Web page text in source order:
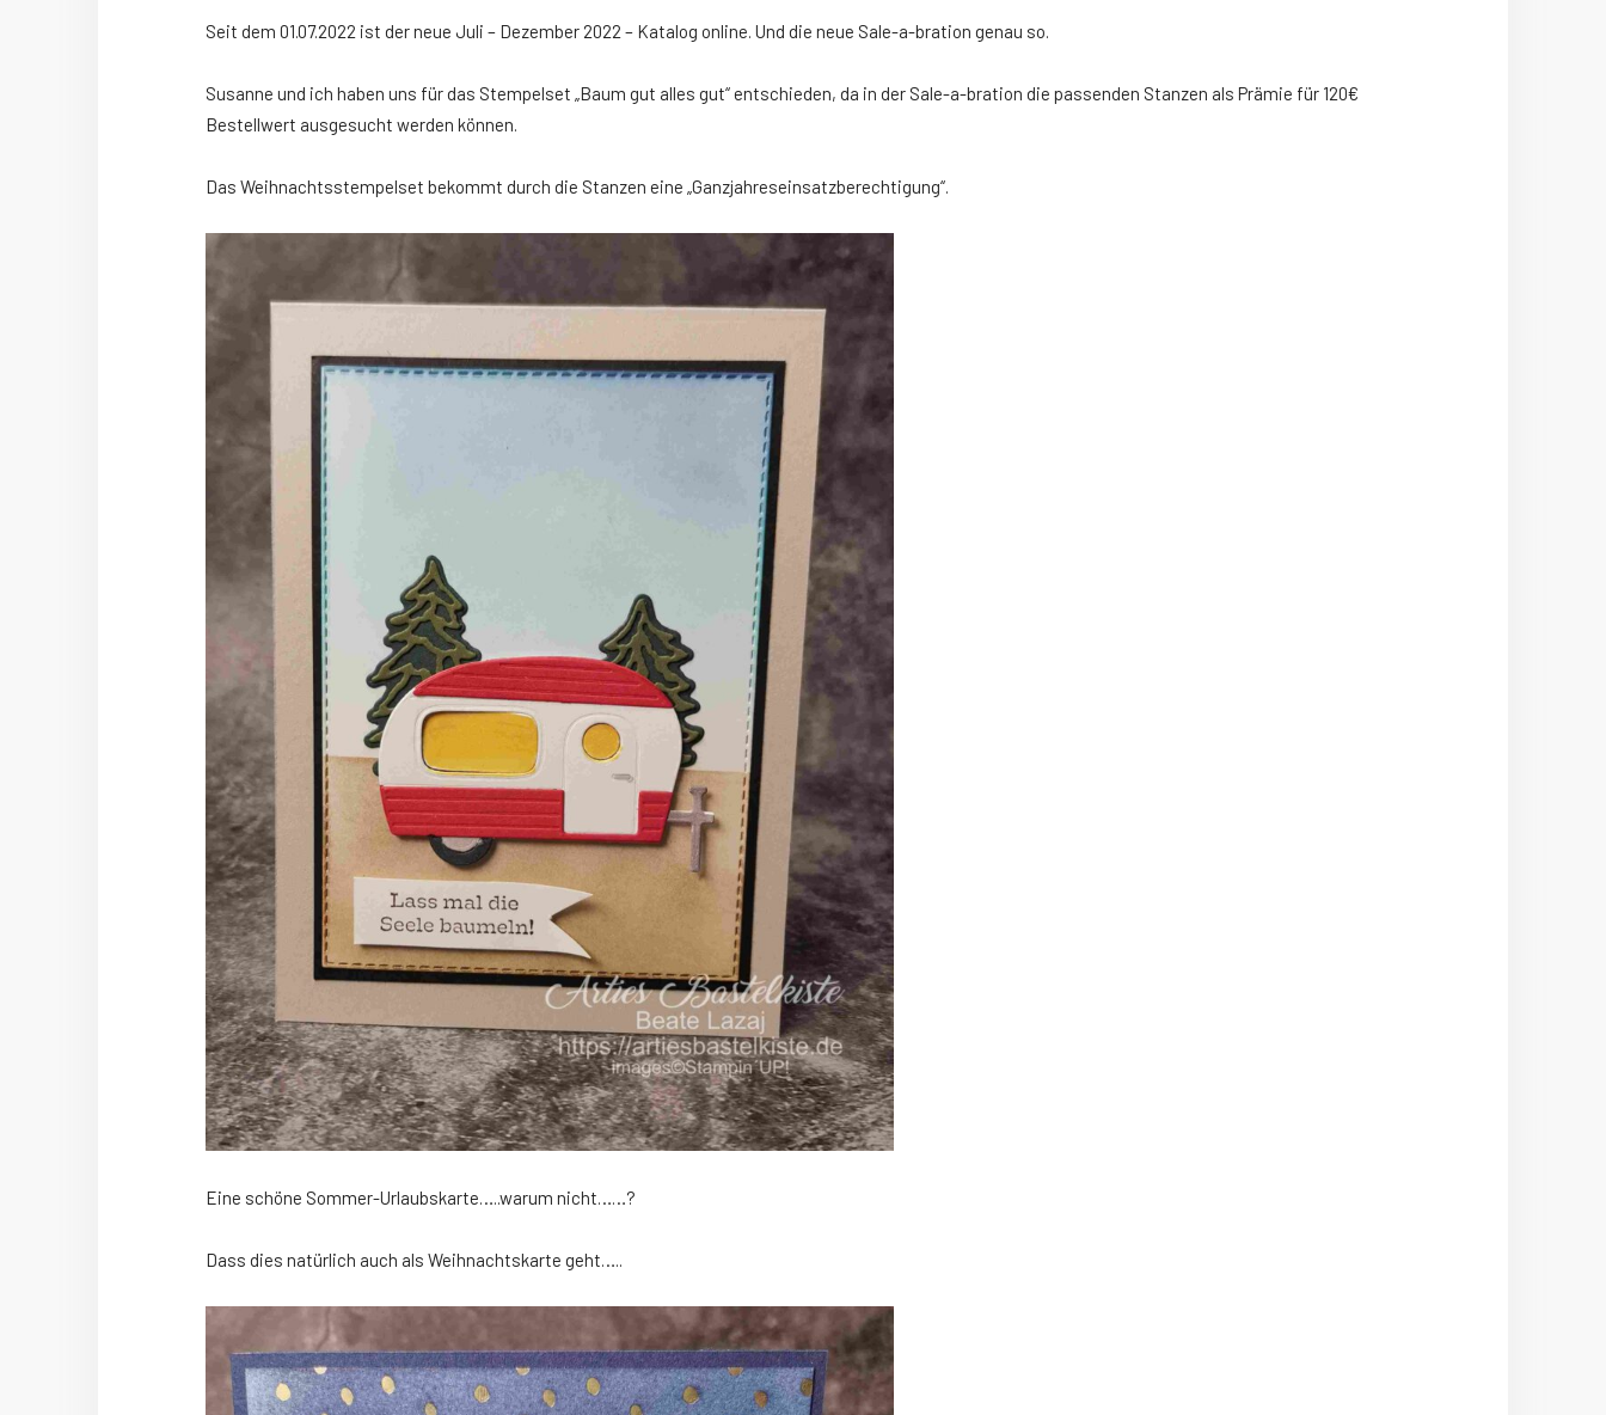
Seit dem 01.07.2022 ist der neue Juli – Dezember 2022 – Katalog online. Und die neue Sale-a-bration genau so.
Susanne und ich haben uns für das Stempelset „Baum gut alles gut“ entschieden, da in der Sale-a-bration die passenden Stanzen als Prämie für 120€
Bestellwert ausgesucht werden können.
Das Weihnachtsstempelset bekommt durch die Stanzen eine „Ganzjahreseinsatzberechtigung“.
Eine schöne Sommer-Urlaubskarte…..warum nicht……?
Dass dies natürlich auch als Weihnachtskarte geht…..